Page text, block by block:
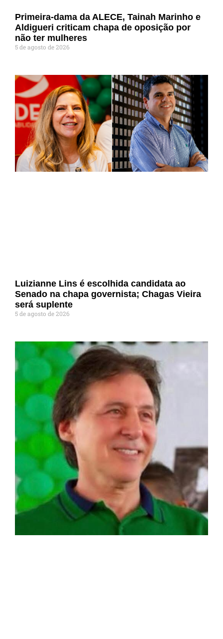
Primeira-dama da ALECE, Tainah Marinho e
Aldigueri criticam chapa de oposição por
não ter mulheres
5 de agosto de 2026
Luizianne Lins é escolhida candidata ao
Senado na chapa governista; Chagas Vieira
será suplente
5 de agosto de 2026